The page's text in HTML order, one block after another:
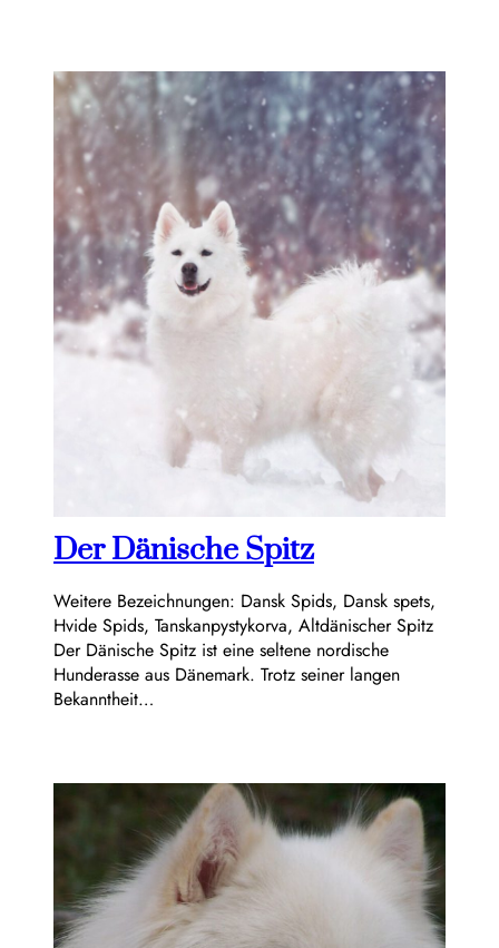
Der Dänische Spitz
Weitere Bezeichnungen: Dansk Spids, Dansk spets,
Hvide Spids, Tanskanpystykorva, Altdänischer Spitz
Der Dänische Spitz ist eine seltene nordische
Hunderasse aus Dänemark. Trotz seiner langen
Bekanntheit…